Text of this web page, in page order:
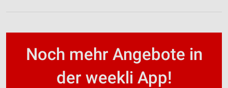
Noch mehr Angebote in
der weekli App!